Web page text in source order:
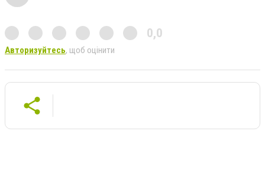
0,0
Авторизуйтесь, щоб оцінити